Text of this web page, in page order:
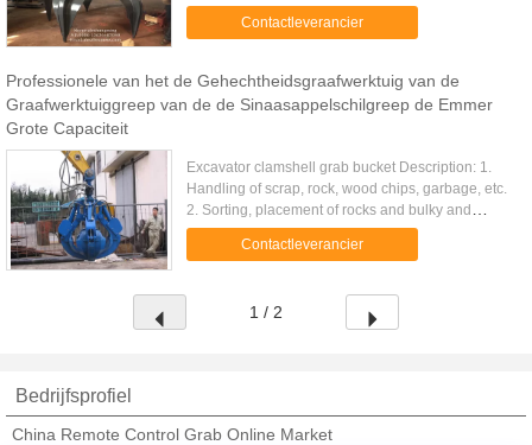
Model (EH) Mark 10 3-6 2.0-1.0 6 4 EH10-6-4 12
3-6 2.5-1.25 7.5 4.5 .....
Contactleverancier
Professionele van het de Gehechtheidsgraafwerktuig van de
Graafwerktuiggreep van de de Sinaasappelschilgreep de Emmer
Grote Capaciteit
Excavator clamshell grab bucket Description: 1.
Handling of scrap, rock, wood chips, garbage, etc.
2. Sorting, placement of rocks and bulky and
irregular shaped items. 3. Multiple tine design
depending on the ....
Contactleverancier
1 / 2
Bedrijfsprofiel
China Remote Control Grab Online Market